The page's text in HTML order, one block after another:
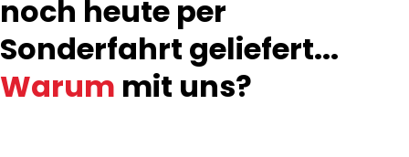
noch heute per
Sonderfahrt geliefert...
Warum mit uns?